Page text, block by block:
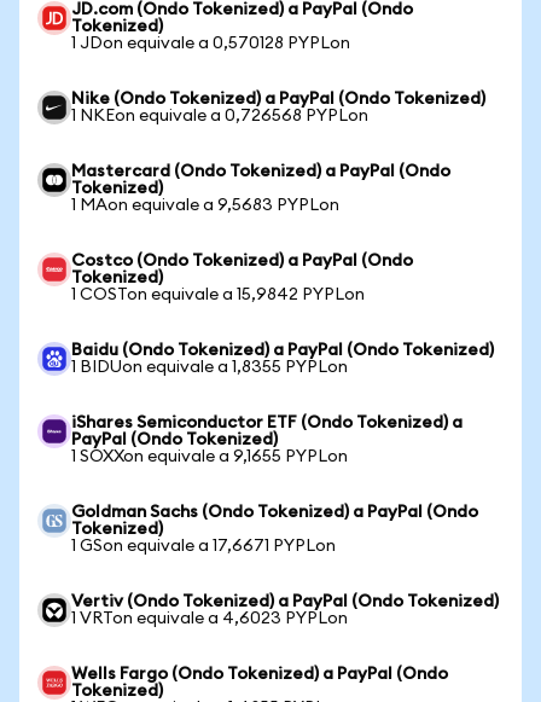
JD.com (Ondo Tokenized) a PayPal (Ondo
Tokenized)
1 JDon equivale a 0,570128 PYPLon
Nike (Ondo Tokenized) a PayPal (Ondo Tokenized)
1 NKEon equivale a 0,726568 PYPLon
Mastercard (Ondo Tokenized) a PayPal (Ondo
Tokenized)
1 MAon equivale a 9,5683 PYPLon
Costco (Ondo Tokenized) a PayPal (Ondo
Tokenized)
1 COSTon equivale a 15,9842 PYPLon
Baidu (Ondo Tokenized) a PayPal (Ondo Tokenized)
1 BIDUon equivale a 1,8355 PYPLon
iShares Semiconductor ETF (Ondo Tokenized) a
PayPal (Ondo Tokenized)
1 SOXXon equivale a 9,1655 PYPLon
Goldman Sachs (Ondo Tokenized) a PayPal (Ondo
Tokenized)
1 GSon equivale a 17,6671 PYPLon
Vertiv (Ondo Tokenized) a PayPal (Ondo Tokenized)
1 VRTon equivale a 4,6023 PYPLon
Wells Fargo (Ondo Tokenized) a PayPal (Ondo
Tokenized)